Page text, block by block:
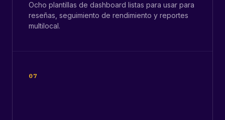
Ocho plantillas de dashboard listas para usar para
reseñas, seguimiento de rendimiento y reportes
multilocal.
07